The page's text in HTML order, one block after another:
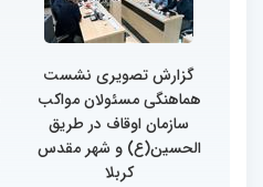
گزارش تصویری نشست
هماهنگی مسئولان مواکب
سازمان اوقاف در طریق
الحسین(ع) و شهر مقدس
کربلا